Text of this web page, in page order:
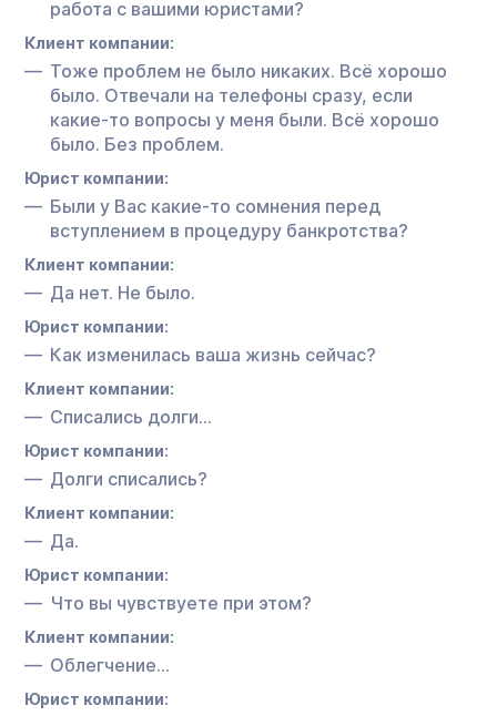
работа с вашими юристами?
Клиент компании:
Тоже проблем не было никаких. Всё хорошо
было. Отвечали на телефоны сразу, если
какие-то вопросы у меня были. Всё хорошо
было. Без проблем.
Юрист компании:
Были у Вас какие-то сомнения перед
вступлением в процедуру банкротства?
Клиент компании:
Да нет. Не было.
Юрист компании:
Как изменилась ваша жизнь сейчас?
Клиент компании:
Списались долги…
Юрист компании:
Долги списались?
Клиент компании:
Да.
Юрист компании:
Что вы чувствуете при этом?
Клиент компании:
Облегчение…
Юрист компании: